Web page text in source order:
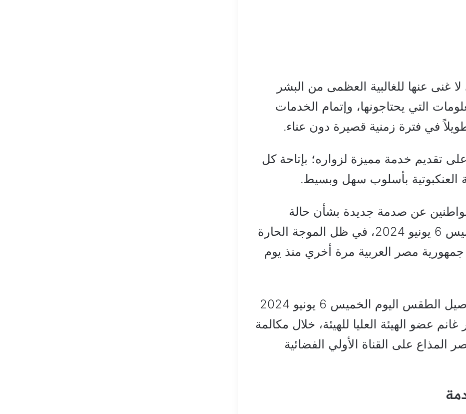
غنى عنها للغالبية العظمى من البشر
التي يحتاجونها، وإتمام الخدمات
في فترة زمنية قصيرة دون عناء.
تقديم خدمة مميزة لزواره؛ بإتاحة كل
العنكبوتية بأسلوب سهل وبسيط.
عن صدمة جديدة بشأن حالة
الطقس الساعات القادمة الخميس 6 يونيو 2024، في ظل الموجة الحارة
مصر العربية مرة أخري منذ يوم
وأعلنت شفت هيئة الأرصاد تفاصيل الطقس اليوم الخميس 6 يونيو 2024
عضو الهيئة العليا للهيئة، خلال مكالمة
المذاع على القناة الأولي الفضائية